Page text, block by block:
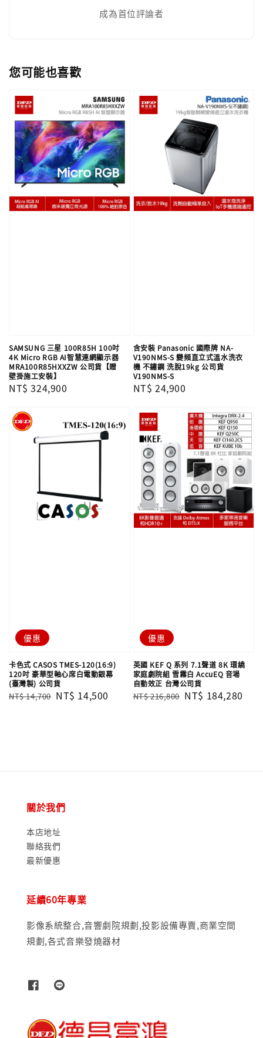
成為首位評論者
您可能也喜歡
SAMSUNG 三星 100R85H 100吋
4K Micro RGB AI智慧連網顯示器
MRA100R85HXXZW 公司貨【贈
壁掛施工安裝】
Regular
NT$ 324,900
含安裝 Panasonic 國際牌 NA-
V190NMS-S 變頻直立式溫水洗衣
機 不鏽鋼 洗脫19kg 公司貨
V190NMS-S
Regular
NT$ 24,900
優惠
卡色式 CASOS TMES-120(16:9)
120吋 豪華型軸心席白電動銀幕
(臺灣製) 公司貨
Regular
NT$ 14,700 Sale
NT$ 14,500
優惠
英國 KEF Q 系列 7.1聲道 8K 環繞
家庭劇院組 雪霧白 AccuEQ 音場
自動效正 台灣公司貨
Regular
NT$ 216,800 Sale
NT$ 184,280
關於我們
本店地址
聯絡我們
最新優惠
延續60年專業
影像系統整合,音響劇院規劃,投影設備專賣,商業空間
規劃,各式音樂發燒器材